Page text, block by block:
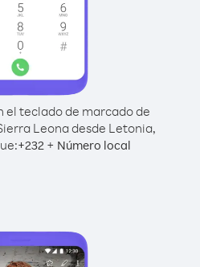
el teclado de marcado de
Leona desde Letonia,
+232+ Número local